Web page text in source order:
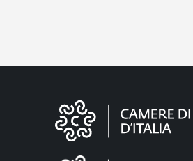
Informazioni